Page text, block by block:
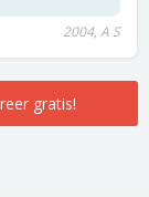
2004, A S
gratis!